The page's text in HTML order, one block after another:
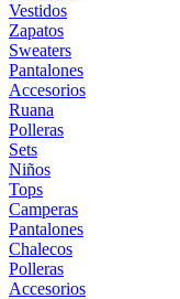
Vestidos
Zapatos
Sweaters
Pantalones
Accesorios
Ruana
Polleras
Sets
Niños
Tops
Camperas
Pantalones
Chalecos
Polleras
Accesorios